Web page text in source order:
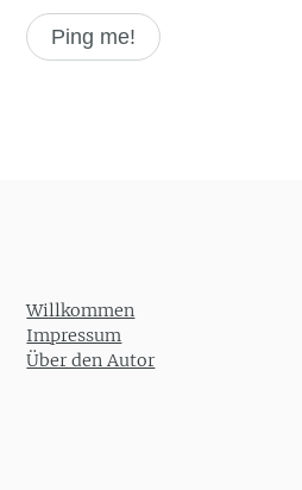
Willkommen
Impressum
Über den Autor